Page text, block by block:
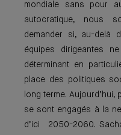
mondiale sans pour
autocratique, nous
demander si, au-delà
équipes dirigeantes
déterminant en
place des politiques
long terme.
se sont engagés à la
d’ici 2050-2060.